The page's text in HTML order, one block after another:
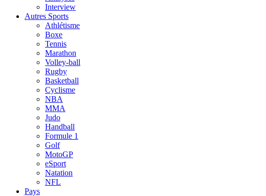
Interview
Autres Sports
Athlétisme
Boxe
Tennis
Marathon
Volley-ball
Rugby
Basketball
Cyclisme
NBA
MMA
Judo
Handball
Formule 1
Golf
MotoGP
eSport
Natation
NFL
Pays